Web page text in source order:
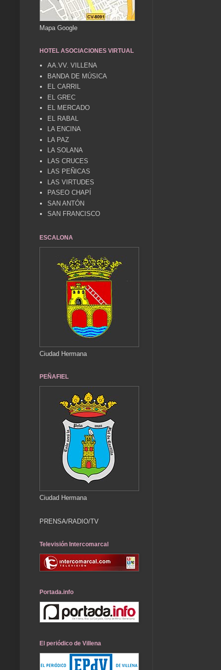
Mapa Google
HOTEL ASOCIACIONES VIRTUAL
AA.VV. VILLENA
BANDA DE MÚSICA
EL CARRIL
EL GREC
EL MERCADO
EL RABAL
LA ENCINA
LA PAZ
LA SOLANA
LAS CRUCES
LAS PEÑICAS
LAS VIRTUDES
PASEO CHAPÍ
SAN ANTÓN
SAN FRANCISCO
ESCALONA
Ciudad Hermana
PEÑAFIEL
Ciudad Hermana
PRENSA/RADIO/TV
Televisión Intercomarcal
Portada.info
El periódico de Villena